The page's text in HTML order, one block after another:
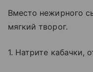
Вместо нежирного
мягкий творог.
1. Натрите